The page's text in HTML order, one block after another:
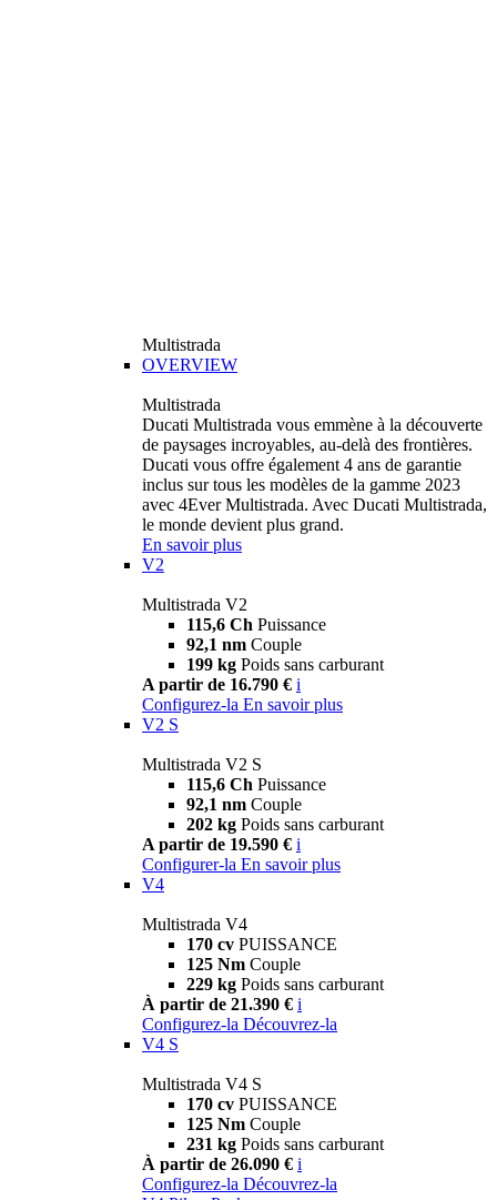
Multistrada
OVERVIEW
Multistrada
Ducati Multistrada vous emmène à la découverte
de paysages incroyables, au-delà des frontières.
Ducati vous offre également 4 ans de garantie
inclus sur tous les modèles de la gamme 2023
avec 4Ever Multistrada. Avec Ducati Multistrada,
le monde devient plus grand.
En savoir plus
V2
Multistrada V2
115,6 Ch Puissance
92,1 nm Couple
199 kg Poids sans carburant
A partir de 16.790 € i
Configurez-la En savoir plus
V2 S
Multistrada V2 S
115,6 Ch Puissance
92,1 nm Couple
202 kg Poids sans carburant
A partir de 19.590 € i
Configurer-la En savoir plus
V4
Multistrada V4
170 cv PUISSANCE
125 Nm Couple
229 kg Poids sans carburant
À partir de 21.390 € i
Configurez-la Découvrez-la
V4 S
Multistrada V4 S
170 cv PUISSANCE
125 Nm Couple
231 kg Poids sans carburant
À partir de 26.090 € i
Configurez-la Découvrez-la